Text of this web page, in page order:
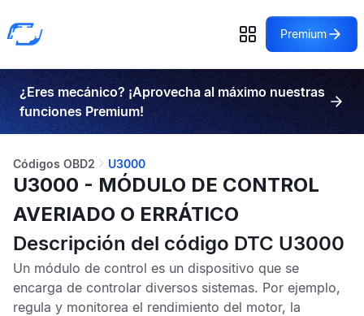
Premium
¿Eres mecánico? ¡Aprovecha al máximo nuestras
funciones Premium!
Códigos OBD2 U3000
U3000 - MÓDULO DE CONTROL
AVERIADO O ERRÁTICO
Descripción del código DTC U3000
Un módulo de control es un dispositivo que se
encarga de controlar diversos sistemas. Por ejemplo,
regula y monitorea el rendimiento del motor, la